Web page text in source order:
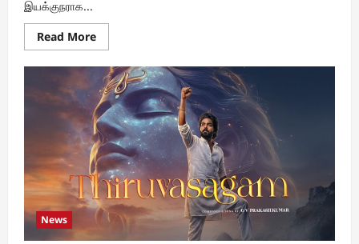
இயக்குநராக...
Read MoreRead
more
17
ஆண்டுகள்
கழித்து..
“குங்குமப்பூவும்
கொஞ்சும்புறாவும்”
பட
திரைக்கதை
நூல்
வெளியீட்டு
விழா
News